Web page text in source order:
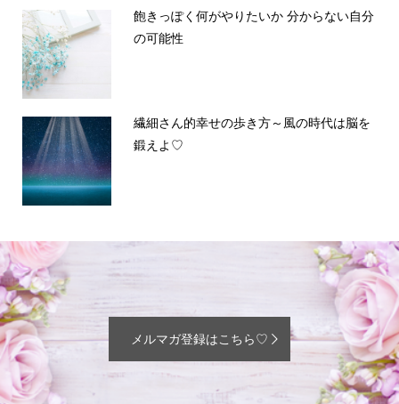
飽きっぽく何がやりたいか 分からない自分
の可能性
繊細さん的幸せの歩き方～風の時代は脳を
鍛えよ♡
メルマガ登録はこちら♡